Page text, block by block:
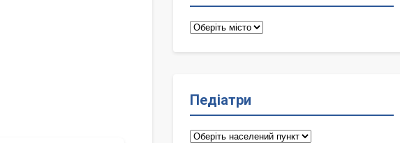
Терапевти
Педіатри
Педіатри